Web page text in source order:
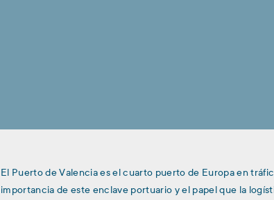
El Puerto de Valencia es el cuarto puerto de Europa en
importancia de este enclave portuario y el papel que la